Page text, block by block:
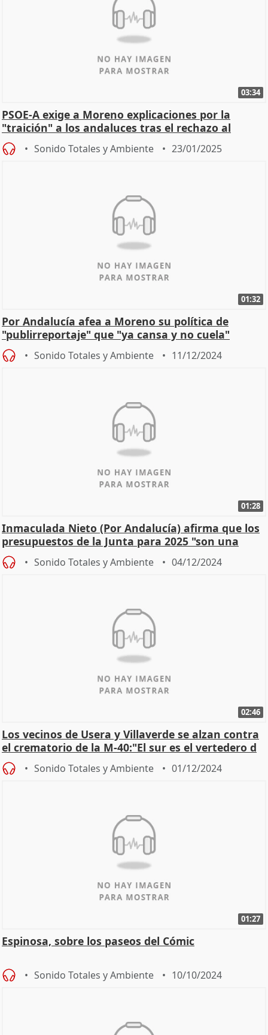
03:34
PSOE-A exige a Moreno explicaciones por la
"traición" a los andaluces tras el rechazo al
decreto 'óm
Sonido Totales y Ambiente 23/01/2025
01:32
Por Andalucía afea a Moreno su política de
"publirreportaje" que "ya cansa y no cuela"
Sonido Totales y Ambiente 11/12/2024
01:28
Inmaculada Nieto (Por Andalucía) afirma que los
presupuestos de la Junta para 2025 "son una
milonga"
Sonido Totales y Ambiente 04/12/2024
02:46
Los vecinos de Usera y Villaverde se alzan contra
el crematorio de la M-40:"El sur es el vertedero d
Sonido Totales y Ambiente 01/12/2024
01:27
Espinosa, sobre los paseos del Cómic
Sonido Totales y Ambiente 10/10/2024